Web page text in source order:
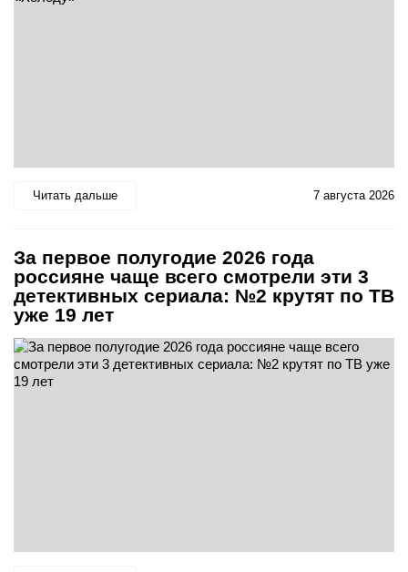
Читать дальше 7 августа 2026
За первое полугодие 2026 года
россияне чаще всего смотрели эти 3
детективных сериала: №2 крутят по ТВ
уже 19 лет